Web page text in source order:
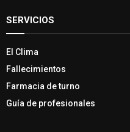
SERVICIOS
El Clima
Fallecimientos
Farmacia de turno
Guía de profesionales